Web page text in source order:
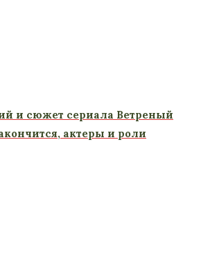
и сюжет сериала Ветреный
актеры и роли